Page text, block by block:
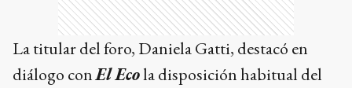
La titular del foro, Daniela Gatti, destacó en
diálogo conEl Ecola disposición habitual del